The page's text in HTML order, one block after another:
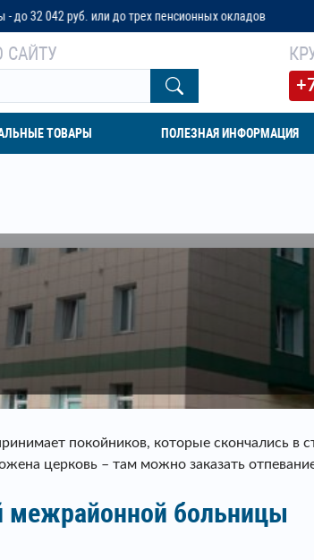
до трех пенсионных окладов
САЙТУ
ТОВАРЫ ПОЛЕЗНАЯ ИНФОРМАЦИЯ
покойников, которые скончались в
церковь – там можно заказать
межрайонной больницы